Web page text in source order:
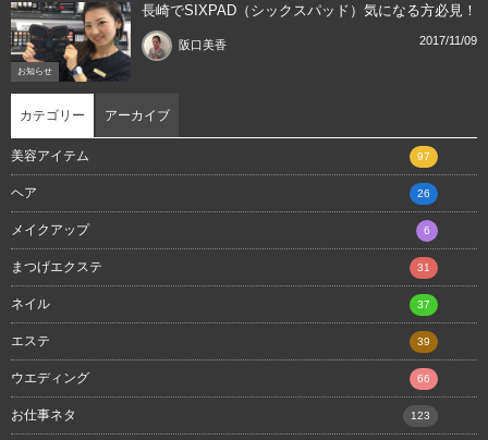
お知らせ
長崎でSIXPAD（シックスパッド）気になる方必見！
阪口美香 2017/11/09
カテゴリー アーカイブ
美容アイテム 97
ヘア 26
メイクアップ 6
まつげエクステ 31
ネイル 37
エステ 39
ウエディング 66
お仕事ネタ 123